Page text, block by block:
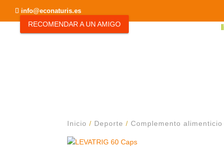
RECOMENDAR A UN AMIGO
info@econaturis.es
Inicio / Deporte /Complemento alimenticio